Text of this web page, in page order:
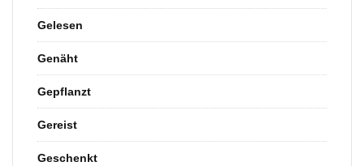
Gelesen
Genäht
Gepflanzt
Gereist
Geschenkt